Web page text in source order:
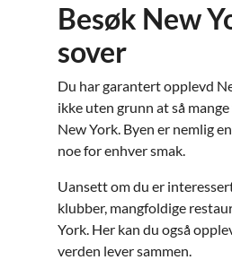
Besøk New
sover
Du har garantert opplevd
ikke uten grunn at så
New York. Byen er nemlig
noe for enhver smak.
Uansett om du er
klubber, mangfoldige
York. Her kan du også
verden lever sammen.